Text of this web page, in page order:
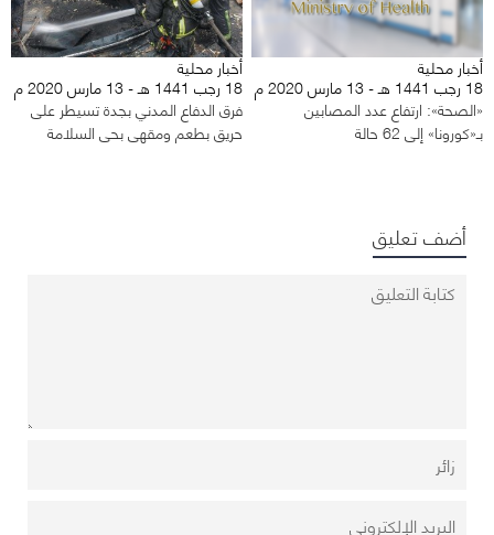
أخبار محلية
18 رجب 1441 هـ - 13 مارس 2020 م
«الصحة»: ارتفاع عدد المصابين
بـ«كورونا» إلى 62 حالة
أخبار محلية
18 رجب 1441 هـ - 13 مارس 2020 م
فرق الدفاع المدني بجدة تسيطر على
حريق بطعم ومقهى بحي السلامة
أضف تعليق